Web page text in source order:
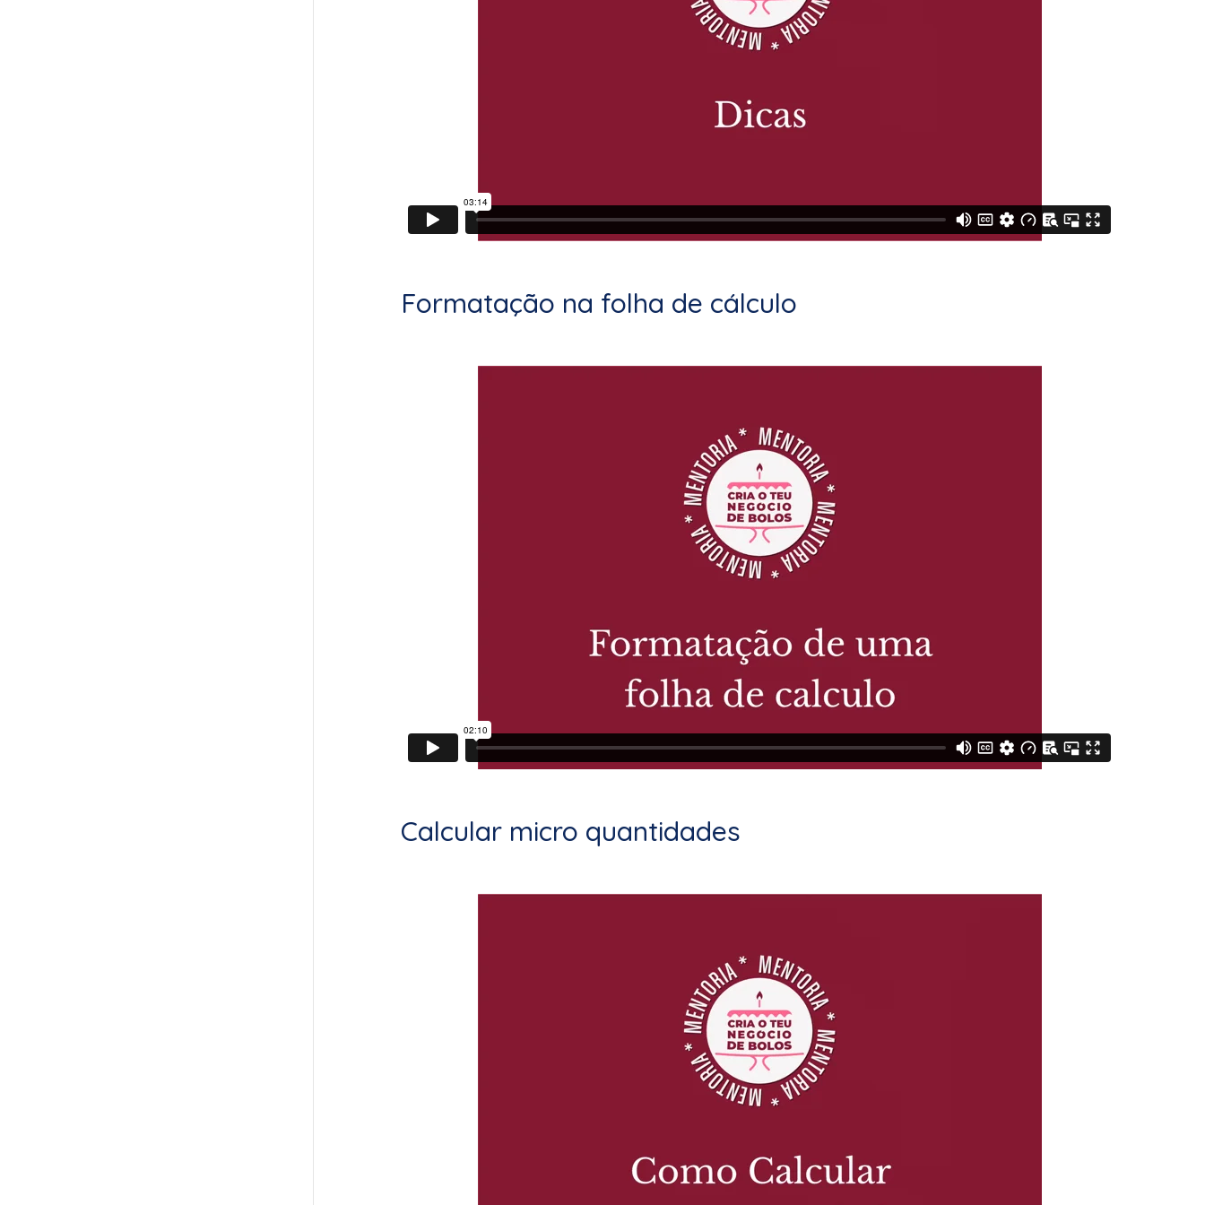
Formatação na folha de cálculo
Calcular micro quantidades